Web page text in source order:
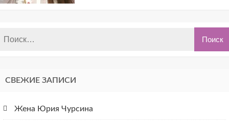
СВЕЖИЕ ЗАПИСИ
Жена Юрия Чурсина